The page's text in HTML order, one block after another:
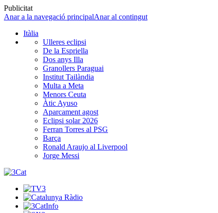
Publicitat
Anar a la navegació principalAnar al contingut
Itàlia
Ulleres eclipsi
De la Espriella
Dos anys Illa
Granollers Paraguai
Institut Tailàndia
Multa a Meta
Menors Ceuta
Àtic Ayuso
Aparcament agost
Eclipsi solar 2026
Ferran Torres al PSG
Barça
Ronald Araujo al Liverpool
Jorge Messi